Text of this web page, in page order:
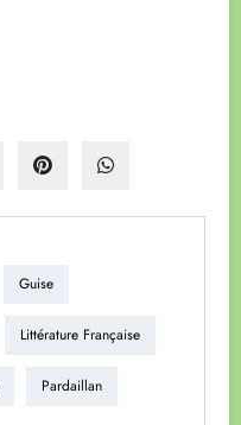
Guise
Littérature Française
Pardaillan